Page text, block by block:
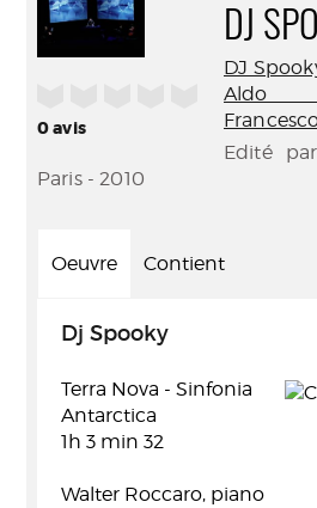
0avis
DJ
DJ
Aldo
Edité
Paris - 2010
Oeuvre Contient
Dj Spooky
Terra Nova - Sinfonia
Antarctica
1h 3 min 32
Walter Roccaro, piano